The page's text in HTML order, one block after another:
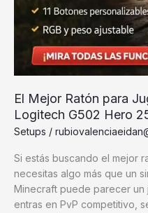
G413
TKL
El Mejor Ratón para
Logitech G502 Hero
Setups /
Si estás buscando el mejor
necesitas algo más que un
Minecraft puede parecer
entras en PvP competitivo,